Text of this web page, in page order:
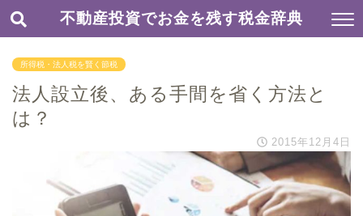
不動産投資でお金を残す税金辞典
所得税・法人税を賢く節税
法人設立後、ある手間を省く方法と
は？
2015年12月4日